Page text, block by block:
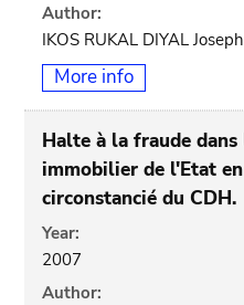
Author:
IKOS RUKAL DIYAL
More info
Halte à la fraude
immobilier de l'Etat
circonstancié du CDH.
Year:
2007
Author: